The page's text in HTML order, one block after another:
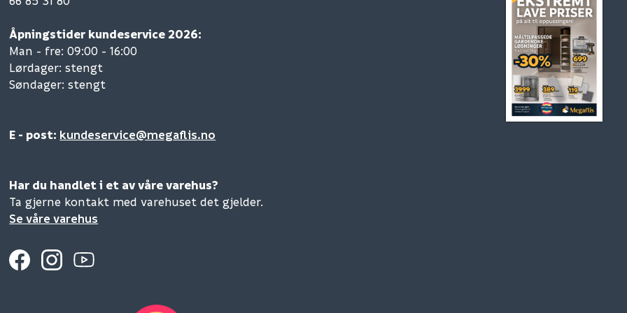
Åpningstider kundeservice 2026:
Man - fre: 09:00 - 16:00
Lørdager: stengt
Søndager: stengt
E - post: kundeservice@megaflis.no
Har du handlet i et av våre varehus?
Ta gjerne kontakt med varehuset det gjelder.
Se våre varehus